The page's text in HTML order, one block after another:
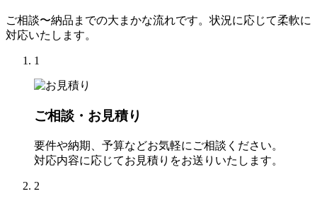
ご相談〜納品までの大まかな流れです。状況に応じて柔軟に
対応いたします。
1
ご相談・お見積り
要件や納期、予算などお気軽にご相談ください。
対応内容に応じてお見積りをお送りいたします。
2